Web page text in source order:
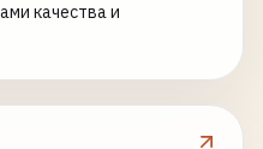
качества и